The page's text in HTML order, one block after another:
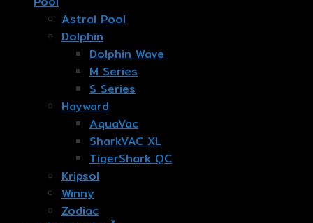
Astral Pool
Dolphin
Dolphin Wave
M Series
S Series
Hayward
AquaVac
SharkVAC XL
TigerShark QC
Kripsol
Winny
Zodiac